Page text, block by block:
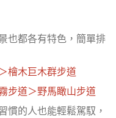
也都各有特色，簡單排
檜木巨木群步道
步道＞野馬瞰山步道
慣的人也能輕鬆駕馭，